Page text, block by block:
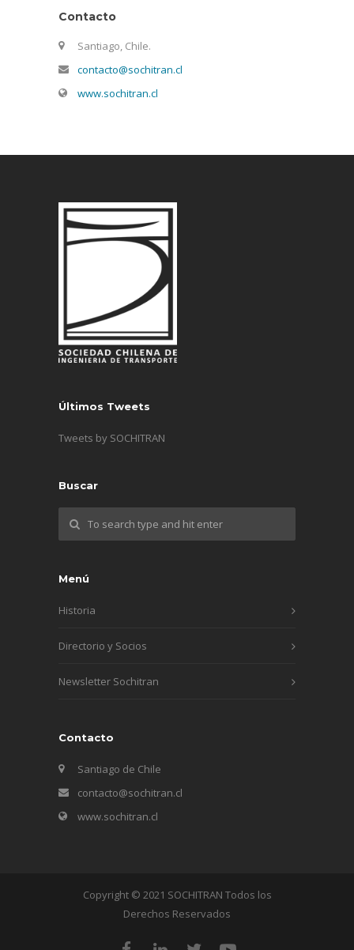
Contacto
Santiago, Chile.
contacto@sochitran.cl
www.sochitran.cl
Últimos Tweets
Tweets by SOCHITRAN
Buscar
Menú
Historia
Directorio y Socios
Newsletter Sochitran
Contacto
Santiago de Chile
contacto@sochitran.cl
www.sochitran.cl
Copyright © 2021 SOCHITRAN Todos los
Derechos Reservados